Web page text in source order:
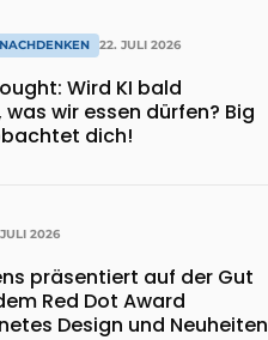
22. JULI 2026
KI bald
wir essen dürfen? Big
dich!
2026
präsentiert auf der Gut
Red Dot Award
Design und Neuheiten